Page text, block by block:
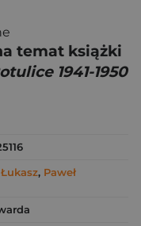
temat książki
1941-1950
, Paweł